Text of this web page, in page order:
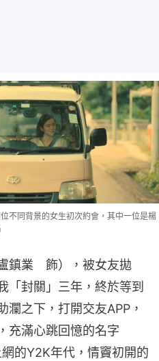
不同背景的女生初次約會，其中一位是楊
鎮業　飾），被女友拋
「封關」三年，終於等到
瀾之下，打開交友APP，
充滿心跳回憶的名字
的Y2K年代，情竇初開的